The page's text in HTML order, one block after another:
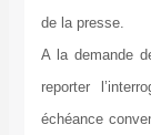
de la presse.
A la demande
reporter
échéance